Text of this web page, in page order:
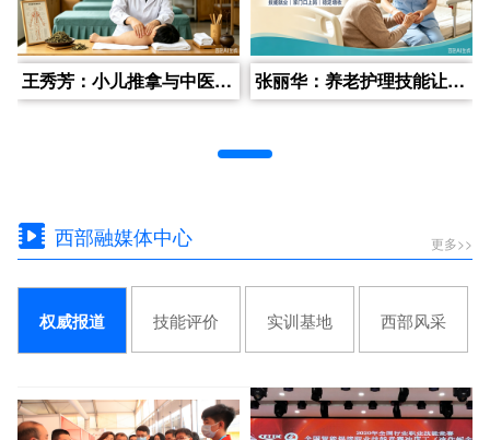
王秀芳：小儿推拿与中医康复理疗让我创业当老板 张丽华：养老护理技能让我在家门口端稳“金饭碗”
西部融媒体中心 更多>>
权威报道 技能评价 实训基地 西部风采